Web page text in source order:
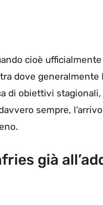
cioè
dove
di obiettivi
sempre,
già